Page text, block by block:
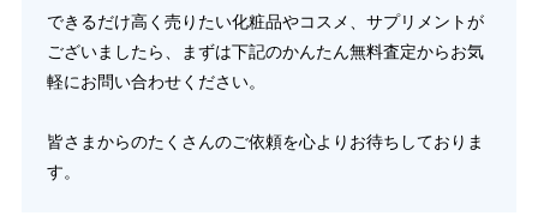
できるだけ高く売りたい化粧品やコスメ、サプリメントが
ございましたら、まずは下記のかんたん無料査定からお気
軽にお問い合わせください。
皆さまからのたくさんのご依頼を心よりお待ちしておりま
す。